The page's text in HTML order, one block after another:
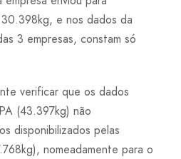
e nos dados da
3 empresas, constam só
verificar que os dados
(43.397kg) não
disponibilizados pelas
nomeadamente para o